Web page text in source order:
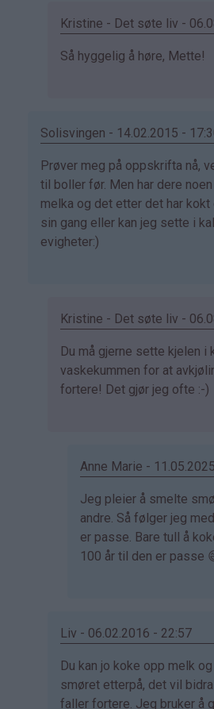
bekreftet)
Kristine - Det søte liv -
Som
mette
bekreftet)
Så hyggelig å høre, Mette!
Solisvingen - 14.02.2015 -
Som
svar
på
av
Elinda
Prøver meg på oppskrifta nå,
til boller før. Men har dere
melka og det etter det har kokt
sin gang eller kan jeg sette i
evigheter:)
Kristine - Det søte liv -
Som
svar
på
bekreftet)
Du må gjerne sette kjelen i
vaskekummen for at
fortere! Det gjør jeg ofte :-)
Anne Marie -
Som
svar
på
av
Jeg pleier å smelte
andre. Så følger jeg
er passe. Bare tull å
100 år til den er passe
Liv - 06.02.2016 - 22:57
Som
svar
på
Du kan jo koke opp melk
smøret etterpå, det vil
faller fortere. Jeg bruker å